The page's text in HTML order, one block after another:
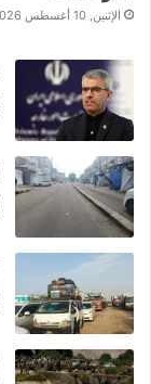
الإثنين, 10 أغسطس 2026 - 7:30 م